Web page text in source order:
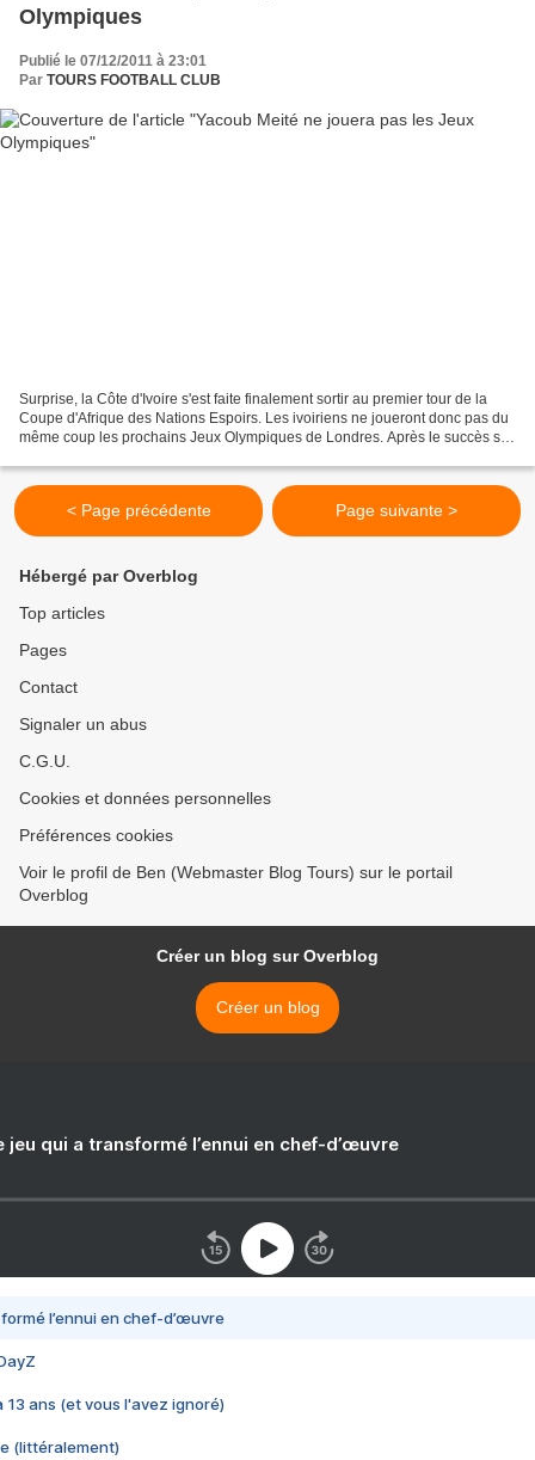
Olympiques
Publié le 07/12/2011 à 23:01
Par TOURS FOOTBALL CLUB
Surprise, la Côte d'Ivoire s'est faite finalement sortir au premier tour de la
Coupe d'Afrique des Nations Espoirs. Les ivoiriens ne joueront donc pas du
même coup les prochains Jeux Olympiques de Londres. Après le succès sur
< Page précédente Page suivante >
Hébergé par Overblog
Top articles
Pages
Contact
Signaler un abus
C.G.U.
Cookies et données personnelles
Préférences cookies
Voir le profil de Ben (Webmaster Blog Tours) sur le portail
Overblog
Créer un blog sur Overblog
Créer un blog
jeu qui a transformé l’ennui en chef-d’œuvre
l’ennui en chef-d’œuvre
13 ans (et vous l'avez ignoré)
(littéralement)